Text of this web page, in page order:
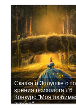
Сказка о Золушке с
зрения психолога #6.
Конкурс "Моя
сказка"